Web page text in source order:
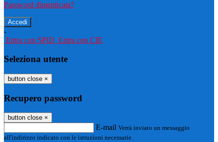
Password dimenticata?
-
Entra con SPID Entra con CIE
Seleziona utente
button close ×
Recupero password
button close ×
E-mail Verrà inviato un messaggio
all'indirizzo indicato con le istruzioni necessarie.